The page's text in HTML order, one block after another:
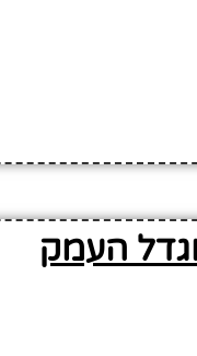
העמק